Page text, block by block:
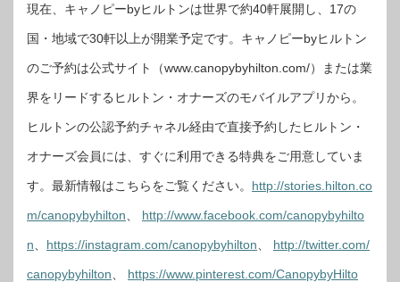
現在、キャノピーbyヒルトンは世界で約40軒展開し、17の
国・地域で30軒以上が開業予定です。キャノピーbyヒルトン
のご予約は公式サイト（www.canopybyhilton.com/）または業
界をリードするヒルトン・オナーズのモバイルアプリから。
ヒルトンの公認予約チャネル経由で直接予約したヒルトン・
オナーズ会員には、すぐに利用できる特典をご用意していま
す。最新情報はこちらをご覧ください。 http://stories.hilton.co
m/canopybyhilton http://www.facebook.com/canopybyhilto
n https://instagram.com/canopybyhilton http://twitter.com/
canopybyhilton https://www.pinterest.com/CanopybyHilto